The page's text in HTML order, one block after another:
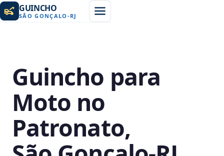
GUINCHO
SÃO GONÇALO -RJ
Guincho para
Moto no
Patronato,